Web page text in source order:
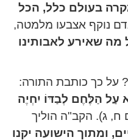
בעולם כלל, הכל
נוקף אצבעו מלמטה,
מה שאירע לאבותינו
על כך כותבת התורה:
עַל הַלֶּחֶם לְבַדּוֹ יִחְיֶה
ח, ג). הקב"ה הוליך
ומתוך הישועה יקנו